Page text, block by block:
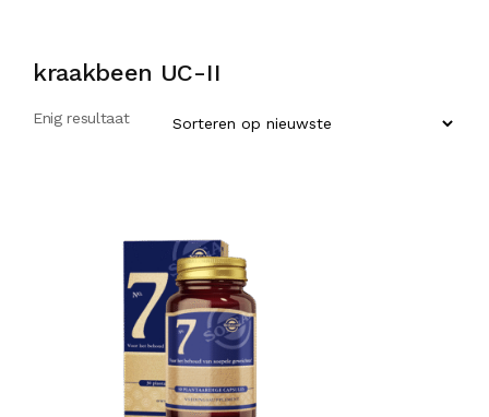
kraakbeen UC-II
Enig resultaat